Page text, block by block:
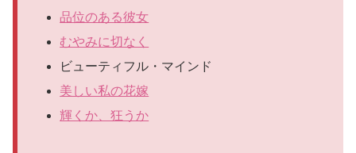
品位のある彼女
むやみに切なく
ビューティフル・マインド
美しい私の花嫁
輝くか、狂うか